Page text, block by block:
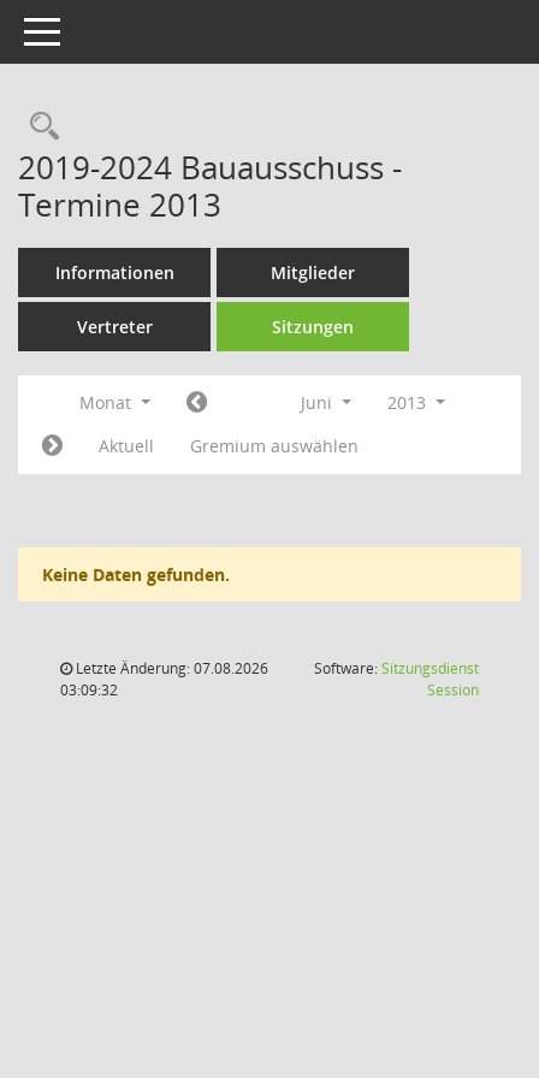
Toggle navigation
Rechercheauswahl
2019-2024 Bauausschuss -
Termine 2013
Informationen Mitglieder
Vertreter Sitzungen
Monat Juni
2013
Aktuell
Gremium auswählen
Keine Daten gefunden.
Letzte Änderung: 07.08.2026
03:09:32
Software:Sitzungsdienst
Session(Wird in